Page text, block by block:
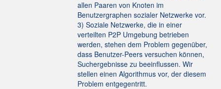
allen Paaren von Knoten im
Benutzergraphen sozialer Netzwerke vor.
3) Soziale Netzwerke, die in einer
verteilten P2P Umgebung betrieben
werden, stehen dem Problem gegenüber,
dass Benutzer-Peers versuchen können,
Suchergebnisse zu beeinflussen. Wir
stellen einen Algorithmus vor, der diesem
Problem entgegentritt.